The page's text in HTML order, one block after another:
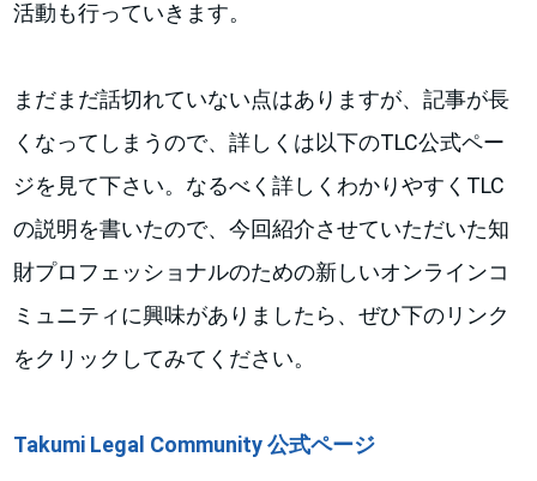
活動も行っていきます。
まだまだ話切れていない点はありますが、記事が長
くなってしまうので、詳しくは以下のTLC公式ペー
ジを見て下さい。なるべく詳しくわかりやすくTLC
の説明を書いたので、今回紹介させていただいた知
財プロフェッショナルのための新しいオンラインコ
ミュニティに興味がありましたら、ぜひ下のリンク
をクリックしてみてください。
Takumi Legal Community 公式ページ